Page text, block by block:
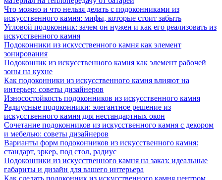
Что можно и что нельзя делать с подоконниками из
искусственного камня: мифы, которые стоит забыть
Угловой подоконник: зачем он нужен и как его реализовать из
искусственного камня
Подоконники из искусственного камня как элемент
зонирования
Подоконник из искусственного камня как элемент рабочей
зоны на кухне
Как подоконники из искусственного камня влияют на
интерьер: советы дизайнеров
Износостойкость подоконников из искусственного камня
Радиусные подоконники: элегантное решение из
искусственного камня для нестандартных окон
Сочетание подоконников из искусственного камня с декором
и мебелью: советы дизайнеров
Варианты форм подоконников из искусственного камня:
стандарт, эркер, под стол, радиус
Подоконники из искусственного камня на заказ: идеальные
габариты и дизайн для вашего интерьера